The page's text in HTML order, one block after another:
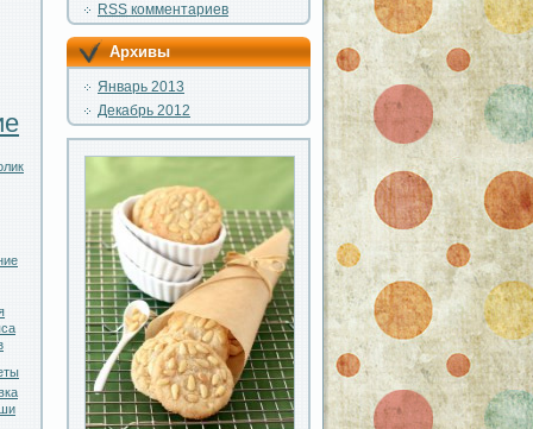
RSS комментариев
Архивы
Январь 2013
Декабрь 2012